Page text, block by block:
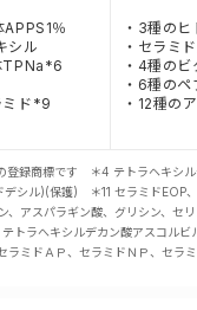
APPS1％
シル
TPNa*6
ミド*9
・3種のヒ
・セラミ
・4種のビ
・6種のペ
・12種の
録商標です ＊4 テトラヘキ
シル)(保護) ＊11 セラミド
アスパラギン酸、グリシン
トラへキシルデカン酸アス
ミドＡＰ、セラミドＮＰ、セラ